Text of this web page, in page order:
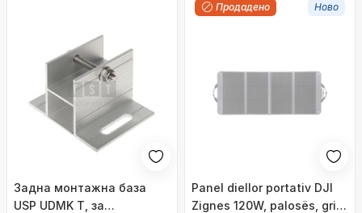
Задна монтажна база
USP UDMK T, за
Продадено Ново
Panel diellor portativ DJI
Zignes 120W, palosës, gri e